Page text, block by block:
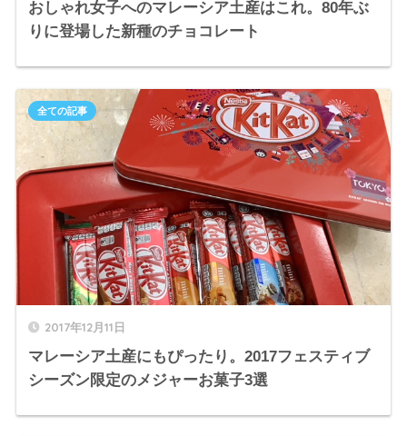
おしゃれ女子へのマレーシア土産はこれ。80年ぶ
りに登場した新種のチョコレート
2017年12月11日
マレーシア土産にもぴったり。2017フェスティブ
シーズン限定のメジャーお菓子3選
全ての記事